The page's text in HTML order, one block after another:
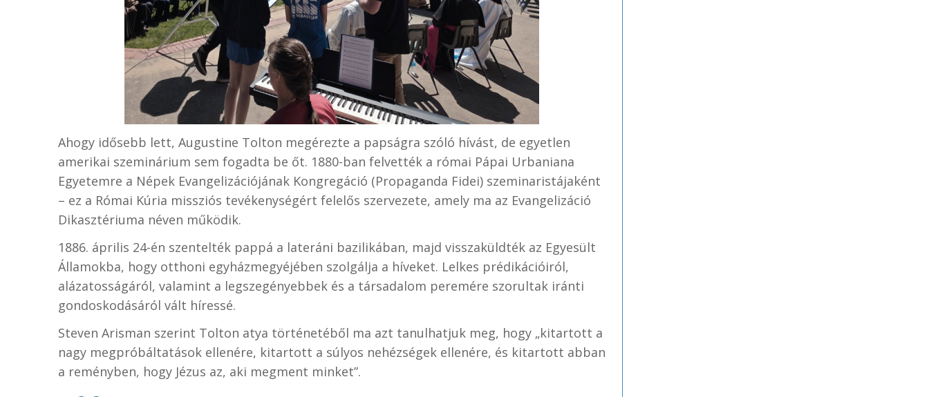
Ahogy idősebb lett, Augustine Tolton megérezte a papságra szóló hívást, de egyetlen
amerikai szeminárium sem fogadta be őt. 1880-ban felvették a római Pápai Urbaniana
Egyetemre a Népek Evangelizációjának Kongregáció (Propaganda Fidei) szeminaristájaként
– ez a Római Kúria missziós tevékenységért felelős szervezete, amely ma az Evangelizáció
Dikasztériuma néven működik.
1886. április 24-én szentelték pappá a lateráni bazilikában, majd visszaküldték az Egyesült
Államokba, hogy otthoni egyházmegyéjében szolgálja a híveket. Lelkes prédikációiról,
alázatosságáról, valamint a legszegényebbek és a társadalom peremére szorultak iránti
gondoskodásáról vált híressé.
Steven Arisman szerint Tolton atya történetéből ma azt tanulhatjuk meg, hogy „kitartott a
nagy megpróbáltatások ellenére, kitartott a súlyos nehézségek ellenére, és kitartott abban
a reményben, hogy Jézus az, aki megment minket”.